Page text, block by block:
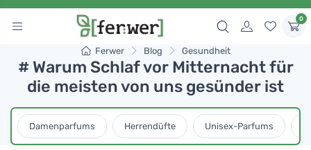
0
Ferwer Blog Gesundheit
# Warum Schlaf vor Mitternacht für
die meisten von uns gesünder ist
Damenparfums Herrendüfte Unisex-Parfums